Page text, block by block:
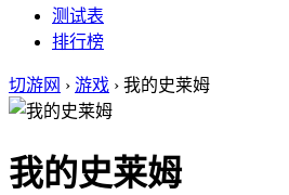
测试表
排行榜
切游网 › 游戏 › 我的史莱姆
我的史莱姆